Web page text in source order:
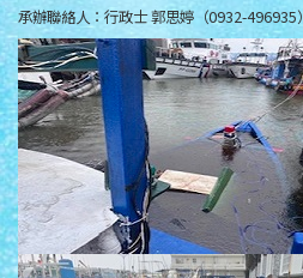
承辦聯絡人：行政士 郭思婷（0932-496935）